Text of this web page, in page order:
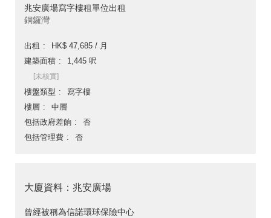
兆安廣場寫字樓租單位出租
銅鑼灣
出租
HK$ 47,685 / 月
建築面積
1,445 呎
[未核實]
樓盤類型
寫字樓
樓層
中層
包括政府差餉
否
包括管理費
否
大廈資料：兆安廣場
曾經被稱為信諾環球保險中心